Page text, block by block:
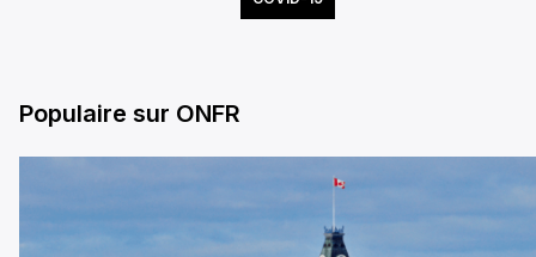
Populaire sur ONFR